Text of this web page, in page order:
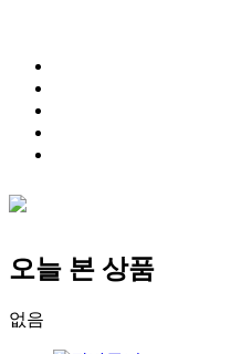
오늘 본 상품
없음